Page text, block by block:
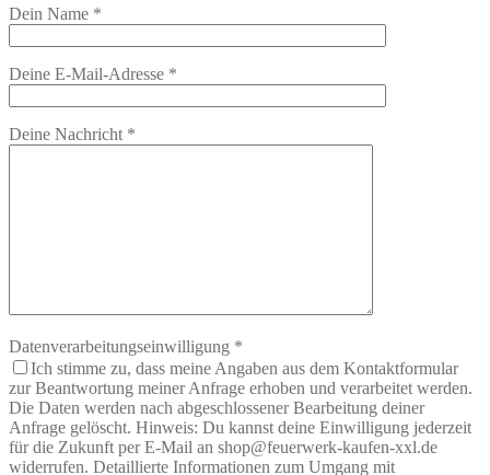
Dein Name *
Deine E-Mail-Adresse *
Deine Nachricht *
Datenverarbeitungseinwilligung *
Ich stimme zu, dass meine Angaben aus dem Kontaktformular
zur Beantwortung meiner Anfrage erhoben und verarbeitet werden.
Die Daten werden nach abgeschlossener Bearbeitung deiner
Anfrage gelöscht. Hinweis: Du kannst deine Einwilligung jederzeit
für die Zukunft per E-Mail an shop@feuerwerk-kaufen-xxl.de
widerrufen. Detaillierte Informationen zum Umgang mit